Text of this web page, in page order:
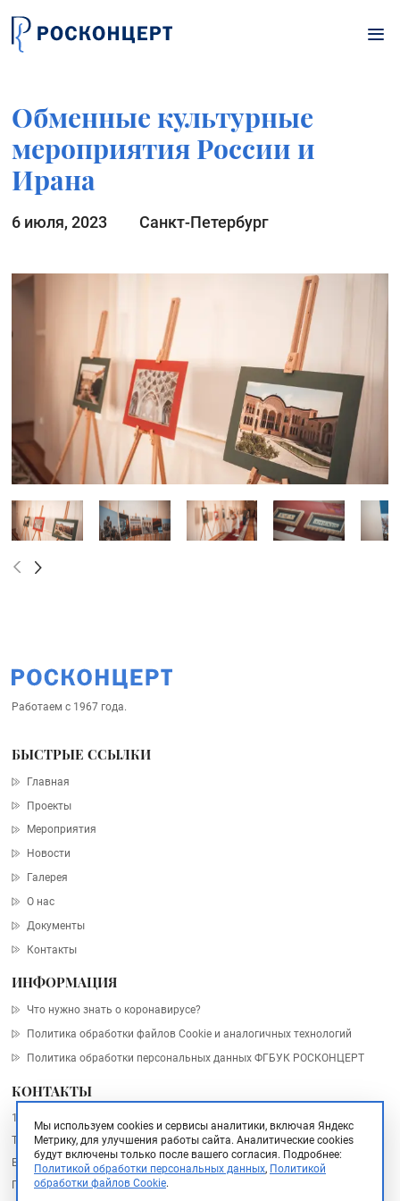
Обменные культурные
мероприятия России и
Ирана
6 июля, 2023 Санкт-Петербург
Работаем с 1967 года.
БЫСТРЫЕ ССЫЛКИ
Главная
Проекты
Мероприятия
Новости
Галерея
О нас
Документы
Контакты
ИНФОРМАЦИЯ
Что нужно знать о коронавирусе?
Политика обработки файлов Cookie и аналогичных технологий
Политика обработки персональных данных ФГБУК РОСКОНЦЕРТ
КОНТАКТЫ
101000, Москва, Архангельский пер., дом 10, стр. 2
Тел.:+7 (495) 748 67 77
Email: info@rosconcert.ru
Пресс-служба:pr@rosconcert.ru
Мы используем cookies и сервисы аналитики, включая Яндекс
Метрику, для улучшения работы сайта. Аналитические cookies
будут включены только после вашего согласия. Подробнее:
Политикой обработки персональных данных, Политикой
обработки файлов Cookie.